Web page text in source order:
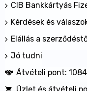
CIB Bankkártyás
Kérdések és
Elállás a
Jó tudni
Átvételi pont: